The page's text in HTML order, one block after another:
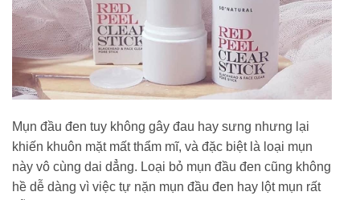
Mụn đầu đen tuy không gây đau hay sưng nhưng lại
khiến khuôn mặt mất thẩm mĩ, và đặc biệt là loại mụn
này vô cùng dai dẳng. Loại bỏ mụn đầu đen cũng không
hề dễ dàng vì việc tự nặn mụn đầu đen hay lột mụn rất